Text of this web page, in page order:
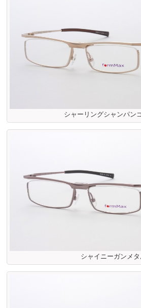
シャーリングシャンパン
シャイニーガンメ